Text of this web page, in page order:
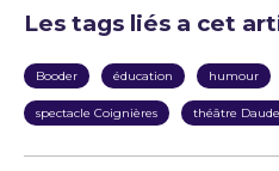
Les tags liés a cet
Booder éducation humour
spectacle Coignières théâtre